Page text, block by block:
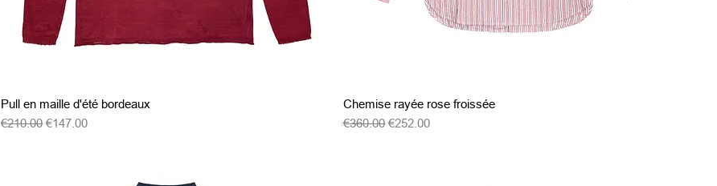
クイックビュー
Pull en maille d'été bordeaux
通常価格
€210.00 セール価格
€147.00
クイックビュー
Chemise rayée rose froissée
通常価格
€360.00 セール価格
€252.00